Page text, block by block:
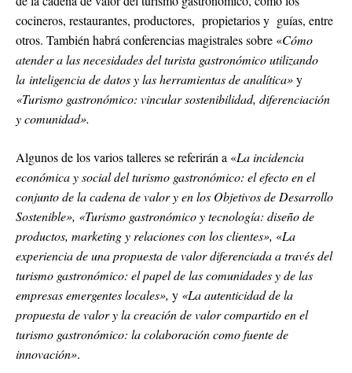
cocineros, restaurantes, productores, propietarios y guías, entre
otros. También habrá conferencias magistrales sobre «Cómo
atender a las necesidades del turista gastronómico utilizando
la inteligencia de datos y las herramientas de analítica»y
«Turismo gastronómico: vincular sostenibilidad, diferenciación
y comunidad».
Algunos de los varios talleres se referirán a «La incidencia
económica y social del turismo gastronómico: el efecto en el
conjunto de la cadena de valor y en los Objetivos de Desarrollo
Sostenible», «Turismo gastronómico y tecnología: diseño de
productos, marketing y relaciones con los clientes», «La
experiencia de una propuesta de valor diferenciada a través del
turismo gastronómico: el papel de las comunidades y de las
empresas emergentes locales», y «La autenticidad de la
propuesta de valor y la creación de valor compartido en el
turismo gastronómico: la colaboración como fuente de
innovación».